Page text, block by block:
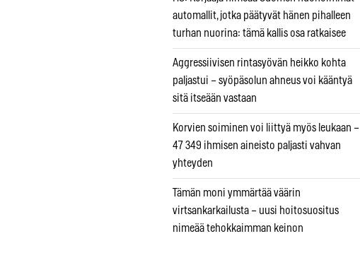
automallit, jotka päätyvät hänen pihalleen
turhan nuorina: tämä kallis osa ratkaisee
Aggressiivisen rintasyövän heikko kohta
paljastui – syöpäsolun ahneus voi kääntyä
sitä itseään vastaan
Korvien soiminen voi liittyä myös leukaan –
47 349 ihmisen aineisto paljasti vahvan
yhteyden
Tämän moni ymmärtää väärin
virtsankarkailusta – uusi hoitosuositus
nimeää tehokkaimman keinon